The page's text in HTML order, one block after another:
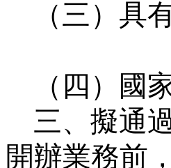
（三）具
（四）國
三、擬通
開辦業務前